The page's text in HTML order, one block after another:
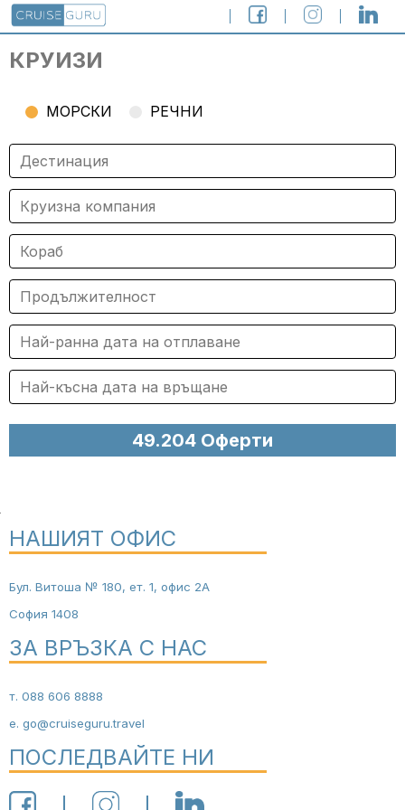
КРУИЗИ
МОРСКИ РЕЧНИ
НАШИЯТ ОФИС
Бул. Витоша № 180, ет. 1, офис 2А
София 1408
ЗА ВРЪЗКА С НАС
т. 088 606 8888
е. go@cruiseguru.travel
ПОСЛЕДВАЙТЕ НИ